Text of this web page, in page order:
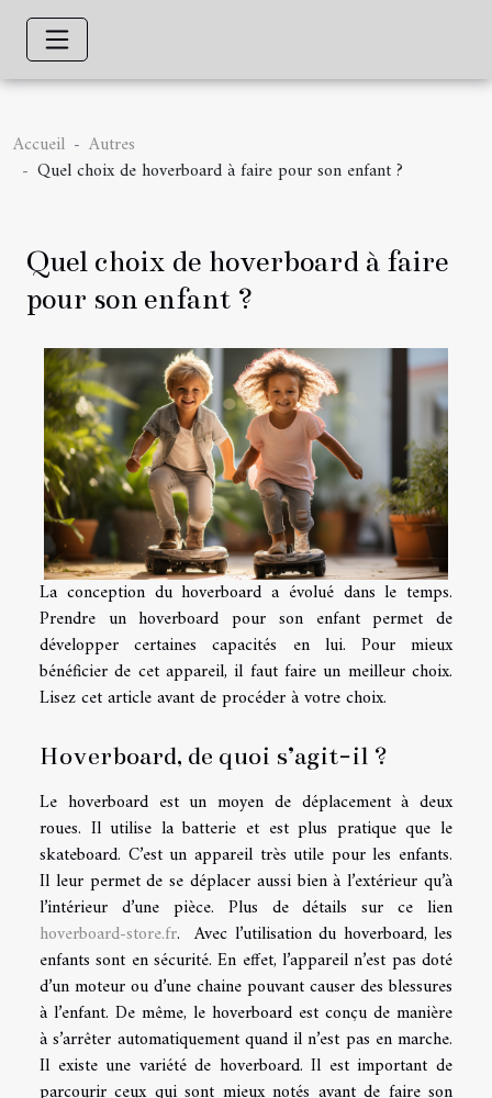
Accueil
Autres
Quel choix de hoverboard à faire pour son enfant ?
Quel choix de hoverboard à faire
pour son enfant ?
La conception du hoverboard a évolué dans le temps.
Prendre un hoverboard pour son enfant permet de
développer certaines capacités en lui. Pour mieux
bénéficier de cet appareil, il faut faire un meilleur choix.
Lisez cet article avant de procéder à votre choix.
Hoverboard, de quoi s’agit-il ?
Le hoverboard est un moyen de déplacement à deux
roues. Il utilise la batterie et est plus pratique que le
skateboard. C’est un appareil très utile pour les enfants.
Il leur permet de se déplacer aussi bien à l’extérieur qu’à
l’intérieur d’une pièce. Plus de détails sur ce lien
hoverboard-store.fr. Avec l’utilisation du hoverboard, les
enfants sont en sécurité. En effet, l’appareil n’est pas doté
d’un moteur ou d’une chaine pouvant causer des blessures
à l’enfant. De même, le hoverboard est conçu de manière
à s’arrêter automatiquement quand il n’est pas en marche.
Il existe une variété de hoverboard. Il est important de